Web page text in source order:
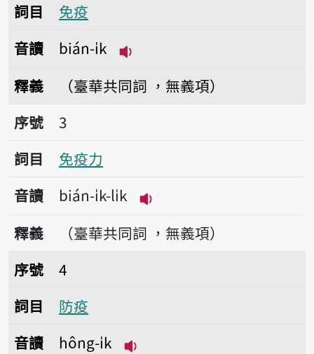
詞目
免疫
音讀
bián-i̍k
釋義
（臺華共同詞 ，無義項）
序號3免疫力
序號
3
詞目
免疫力
音讀
bián-i̍k-li̍k
播放音讀bián-i̍k-li̍k
釋義
（臺華共同詞 ，無義項）
序號4防疫
序號
4
詞目
防疫
音讀
hông-i̍k